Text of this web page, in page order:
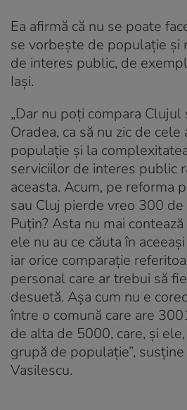
Ea afirmă că nu se poate
se vorbește de populație și
de interes public, de
Iași.
„Dar nu poți compara Clujul
Oradea, ca să nu zic de cele
populație și la
serviciilor de interes public
aceasta. Acum, pe reforma
sau Cluj pierde vreo 300
Puțin? Asta nu mai
ele nu au ce căuta în
iar orice comparație
personal care ar trebui să
desuetă. Așa cum nu e
între o comună care are
de alta de 5000, care, și
grupă de populație”,
Vasilescu.